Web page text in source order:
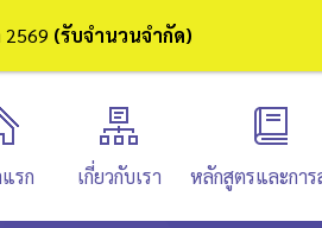
รก เกี่ยวกับเรา หลักสูตรและกา
2569 (รับจำนวนจำกัด)